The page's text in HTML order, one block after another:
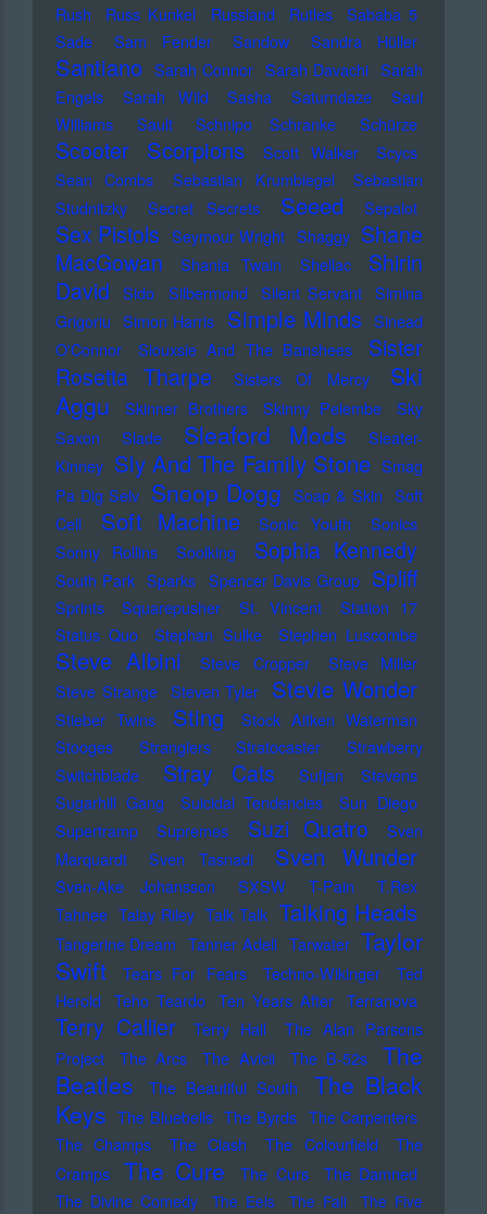
Rush
Russ Kunkel Russland Rutles
Sababa 5
Sade
Sam Fender Sandow Sandra Hüller
Santiano Sarah Connor Sarah Davachi Sarah
Engels
Sarah Wild Sasha Saturndaze
Saul
Williams
Sault Schnipo Schranke Schürze
Scooter Scorpions Scott Walker
Scycs
Sean Combs
Sebastian Krumbiegel
Sebastian
Studnitzky
Secret Secrets Seeed Sepalot
Sex Pistols Seymour Wright Shaggy Shane
MacGowan
Shania Twain Shellac
Shirin
David
Sido Silbermond Silent Servant Simina
Grigoriu Simon Harris Simple Minds Sinead
O'Connor
Siouxsie And The Banshees
Sister
Rosetta Tharpe
Sisters Of Mercy
Ski
Aggu
Skinner Brothers Skinny Pelembe
Sky
Saxon
Slade Sleaford Mods
Sleater-
Kinney Sly And The Family Stone Smag
Pa Dig Selv Snoop Dogg Soap & Skin Soft
Cell
Soft Machine Sonic Youth
Sonics
Sonny Rollins
Soolking Sophia Kennedy
South Park Sparks Spencer Davis Group Spliff
Sprints Squarepusher St. Vincent
Station 17
Status Quo
Stephan Sulke Stephen Luscombe
Steve Albini Steve Cropper
Steve Miller
Steve Strange Steven Tyler Stevie Wonder
Stieber Twins Sting
Stock Aitken Waterman
Stooges
Stranglers Stratocaster
Strawberry
Switchblade
Stray Cats
Sufjan Stevens
Sugarhill Gang
Suicidal Tendencies
Sun Diego
Supertramp
Supremes Suzi Quatro
Sven
Marquardt
Sven Tasnadi Sven Wunder
Sven-Ake Johansson SXSW T-Pain
T.Rex
Tahnee Talay Riley Talk Talk Talking Heads
Tangerine Dream Tanner Adell Tarwater Taylor
Swift
Tears For Fears Techno-Wikinger
Ted
Herold
Teho Teardo Ten Years After Terranova
Terry Callier Terry Hall
The Alan Parsons
Project
The Arcs The Avicii The B-52s
The
Beatles
The Beautiful South
The Black
Keys The Bluebells The Byrds The Carpenters
The Champs
The Clash The Colourfield
The
Cramps
The Cure The Curs
The Damned
The Divine Comedy
The Eels The Fall
The Five